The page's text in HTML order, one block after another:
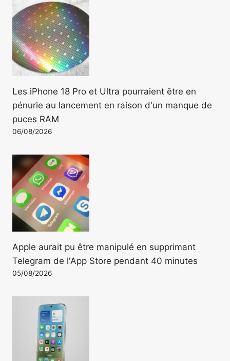
Les iPhone 18 Pro et Ultra pourraient être en
pénurie au lancement en raison d'un manque de
puces RAM
06/08/2026
Apple aurait pu être manipulé en supprimant
Telegram de l'App Store pendant 40 minutes
05/08/2026